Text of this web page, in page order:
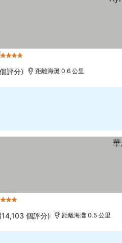
4 星級
評分) 距離海灘 0.6 公里
級
(14,103 個評分) 距離海灘 0.5 公里